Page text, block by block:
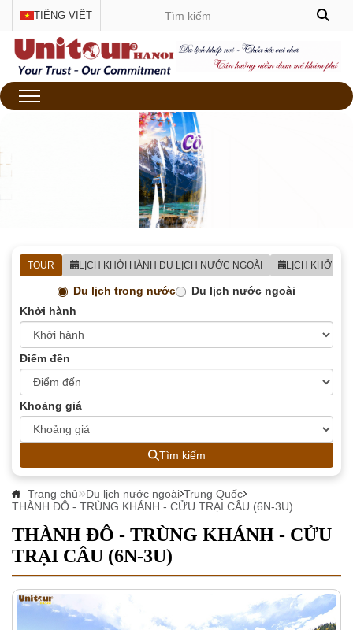
TIẾNG VIỆT
TOUR LỊCH KHỞI HÀNH DU LỊCH NƯỚC NGOÀI LỊCH KHỞI
Du lịch trong nước
Du lịch nước ngoài
Khởi hành
Điểm đến
Khoảng giá
Tìm kiếm
Trang chủ Du lịch nước ngoài Trung Quốc
THÀNH ĐÔ - TRÙNG KHÁNH - CỬU TRẠI CÂU (6N-3U)
THÀNH ĐÔ - TRÙNG KHÁNH - CỬU
TRẠI CÂU (6N-3U)